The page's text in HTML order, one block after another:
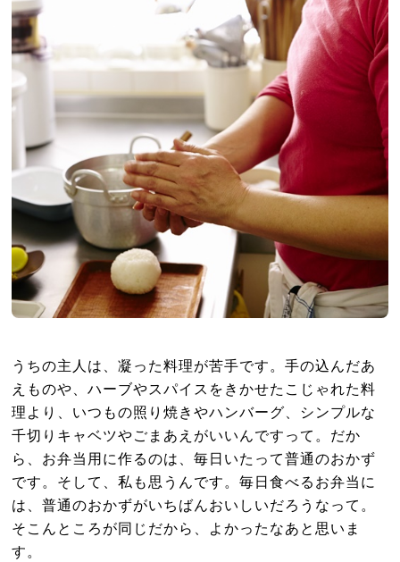
うちの主人は、凝った料理が苦手です。手の込んだあ
えものや、ハーブやスパイスをきかせたこじゃれた料
理より、いつもの照り焼きやハンバーグ、シンプルな
千切りキャベツやごまあえがいいんですって。だか
ら、お弁当用に作るのは、毎日いたって普通のおかず
です。そして、私も思うんです。毎日食べるお弁当に
は、普通のおかずがいちばんおいしいだろうなって。
そこんところが同じだから、よかったなあと思いま
す。